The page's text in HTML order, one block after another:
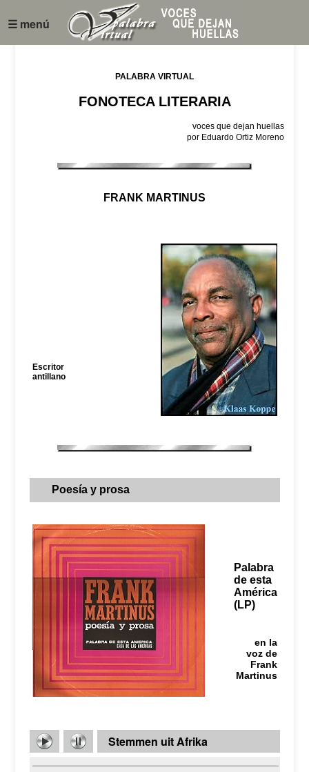
☰ menú
PALABRA VIRTUAL
FONOTECA LITERARIA
voces que dejan huellas
por Eduardo Ortiz Moreno
FRANK MARTINUS
Escritor
antillano
Poesía y prosa
Palabra
de esta
América
(LP)
en la
voz de
Frank
Martinus
Stemmen uit Afrika